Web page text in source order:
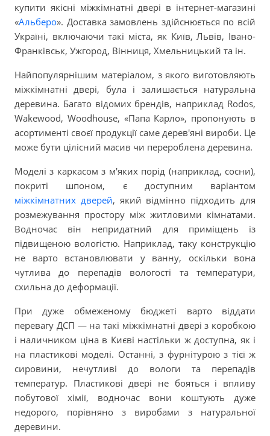
купити якісні міжкімнатні двері в інтернет-магазині
«Альберо». Доставка замовлень здійснюється по всій
Україні, включаючи такі міста, як Київ, Львів, Івано-
Франківськ, Ужгород, Вінниця, Хмельницький та ін.
Найпопулярнішим матеріалом, з якого виготовляють
міжкімнатні двері, була і залишається натуральна
деревина. Багато відомих брендів, наприклад Rodos,
Wakewood, Woodhouse, «Папа Карло», пропонують в
асортименті своєї продукції саме дерев'яні вироби. Це
може бути цілісний масив чи перероблена деревина.
Моделі з каркасом з м'яких порід (наприклад, сосни),
покриті шпоном, є доступним варіантом
міжкімнатних дверей, який відмінно підходить для
розмежування простору між житловими кімнатами.
Водночас він непридатний для приміщень із
підвищеною вологістю. Наприклад, таку конструкцію
не варто встановлювати у ванну, оскільки вона
чутлива до перепадів вологості та температури,
схильна до деформації.
При дуже обмеженому бюджеті варто віддати
перевагу ДСП — на такі міжкімнатні двері з коробкою
і наличником ціна в Києві настільки ж доступна, як і
на пластикові моделі. Останні, з фурнітурою з тієї ж
сировини, нечутливі до вологи та перепадів
температур. Пластикові двері не бояться і впливу
побутової хімії, водночас вони коштують дуже
недорого, порівняно з виробами з натуральної
деревини.